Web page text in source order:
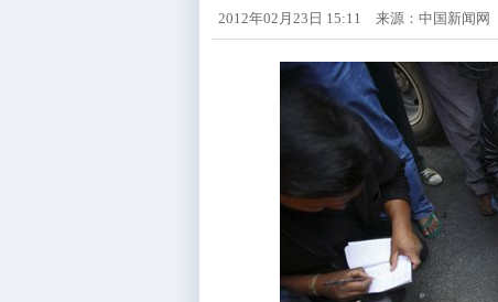
2012年02月23日 15:11 来源：中国新闻网